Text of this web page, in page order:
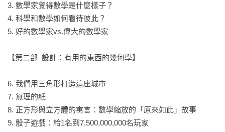
統，世上所有的問題都能從思考中獲益。但是，這麼重要的一
門學科，為什麼總是讓人怨聲載道？
數學世界形形色色的景象：幾何的規則如何限制我們的設計選
擇？機率的方法怎麼讓我們品嘗到永恆？微小的進展如何帶出
巨大的躍進？統計學怎麼讓瘋狂蔓延的現實變得容易理解？
3. 數學家覺得數學是什麼樣子？
4. 科學和數學如何看待彼此？
5. 好的數學家vs.偉大的數學家
【第二部  設計：有用的東西的幾何學】
6. 我們用三角形打造這座城市
7. 無理的紙
8. 正方形與立方體的寓言：數學縮放的「原來如此」故事
9. 骰子遊戲：給1名到7,500,000,000名玩家